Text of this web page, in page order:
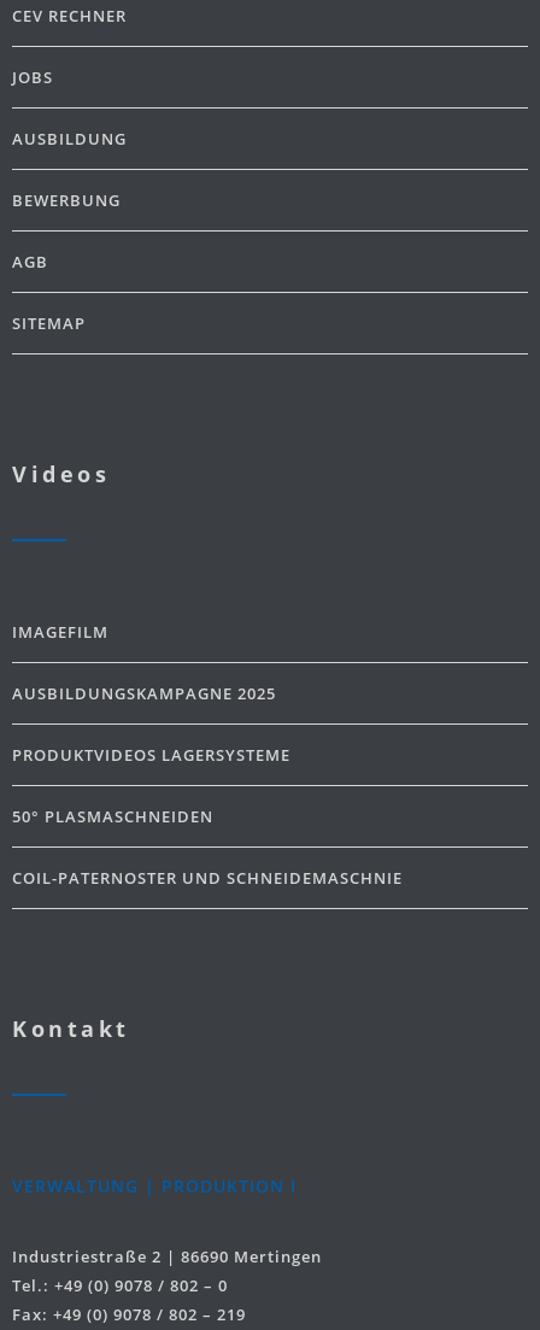
CEV RECHNER
JOBS
AUSBILDUNG
BEWERBUNG
AGB
SITEMAP
Videos
IMAGEFILM
AUSBILDUNGSKAMPAGNE 2025
PRODUKTVIDEOS LAGERSYSTEME
50° PLASMASCHNEIDEN
COIL-PATERNOSTER UND SCHNEIDEMASCHNIE
Kontakt
VERWALTUNG | PRODUKTION I
Industriestraße 2 | 86690 Mertingen
Tel.: +49 (0) 9078 / 802 – 0
Fax: +49 (0) 9078 / 802 – 219